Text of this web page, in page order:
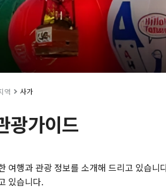
역 사가
광가이드
여행과 관광 정보를 소개해 드리고 있습
있습니다.